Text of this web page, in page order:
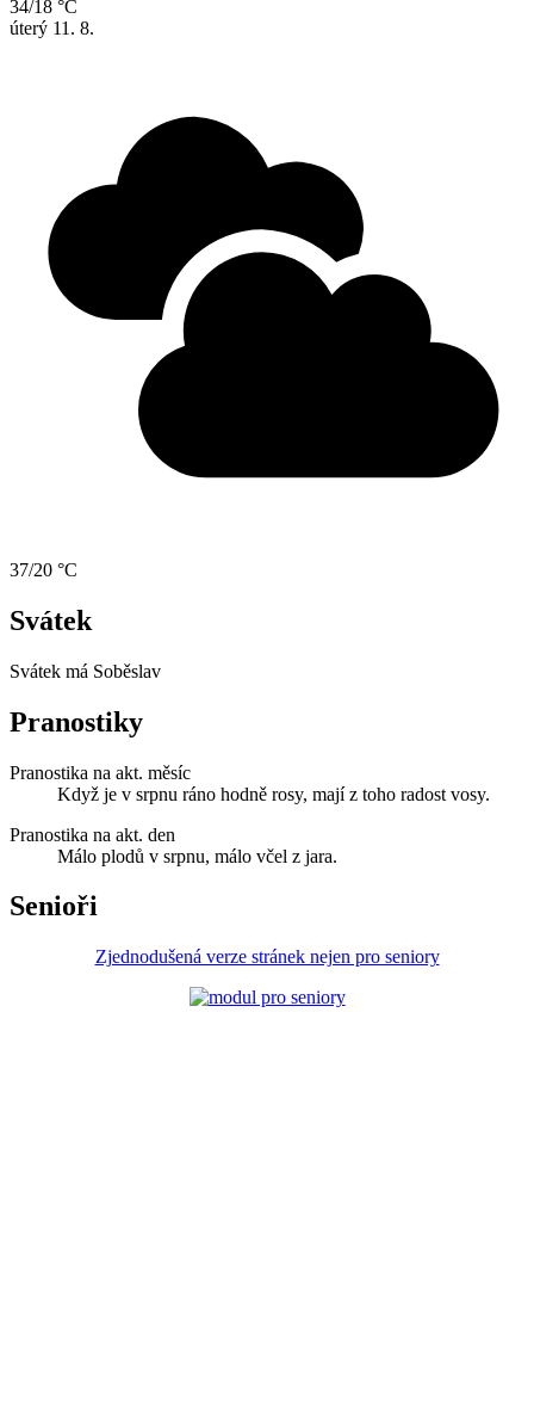
34/18 °C
úterý 11. 8.
37/20 °C
Svátek
Svátek má Soběslav
Pranostiky
Pranostika na akt. měsíc
Když je v srpnu ráno hodně rosy, mají z toho radost vosy.
Pranostika na akt. den
Málo plodů v srpnu, málo včel z jara.
Senioři
Zjednodušená verze stránek nejen pro seniory